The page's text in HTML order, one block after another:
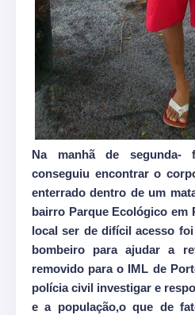
Na manhã de segunda-
conseguiu encontrar o
enterrado dentro de um
bairro Parque Ecológico em
local ser de difícil acesso
bombeiro para ajudar a
removido para o IML de
polícia civil investigar e
e a população,o que de